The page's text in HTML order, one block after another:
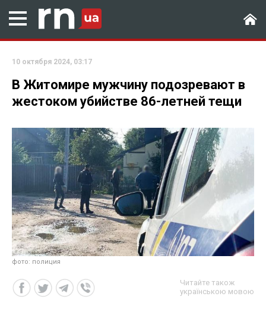
10 октября 2024, 03:17
В Житомире мужчину подозревают в
жестоком убийстве 86-летней тещи
фото: полиция
Читайте також
українською мовою